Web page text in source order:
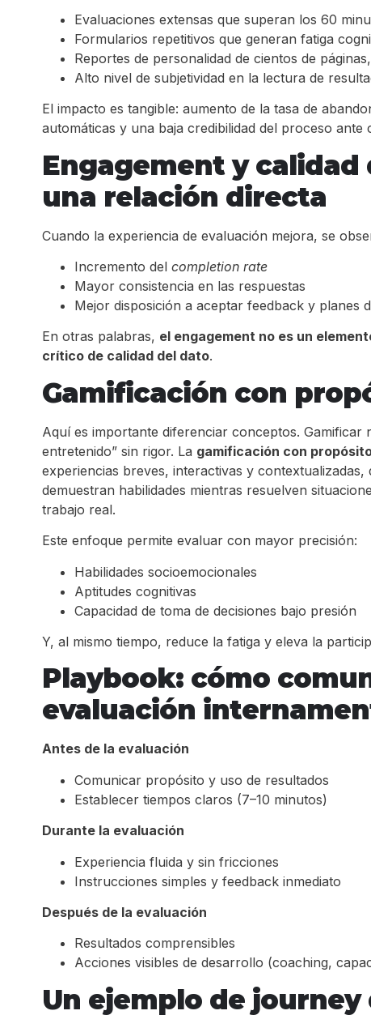
Evaluaciones extensas que superan los 60
Formularios repetitivos que generan fatiga
Reportes de personalidad de cientos de
Alto nivel de subjetividad en la lectura de
El impacto es tangible: aumento de la tasa de
automáticas y una baja credibilidad del proceso ante
Engagement y calidad
una relación directa
Cuando la experiencia de evaluación mejora, se
Incremento del completion rate
Mayor consistencia en las respuestas
Mejor disposición a aceptar feedback y planes
En otras palabras, el engagement no es un
crítico de calidad del dato.
Gamificación con
Aquí es importante diferenciar conceptos. Gamificar
entretenido” sin rigor. La gamificación con
experiencias breves, interactivas y contextualizadas,
demuestran habilidades mientras resuelven
trabajo real.
Este enfoque permite evaluar con mayor precisión:
Habilidades socioemocionales
Aptitudes cognitivas
Capacidad de toma de decisiones bajo presión
Y, al mismo tiempo, reduce la fatiga y eleva la
Playbook: cómo
evaluación
Antes de la evaluación
Comunicar propósito y uso de resultados
Establecer tiempos claros (7–10 minutos)
Durante la evaluación
Experiencia fluida y sin fricciones
Instrucciones simples y feedback inmediato
Después de la evaluación
Resultados comprensibles
Acciones visibles de desarrollo (coaching,
Un ejemplo de journey